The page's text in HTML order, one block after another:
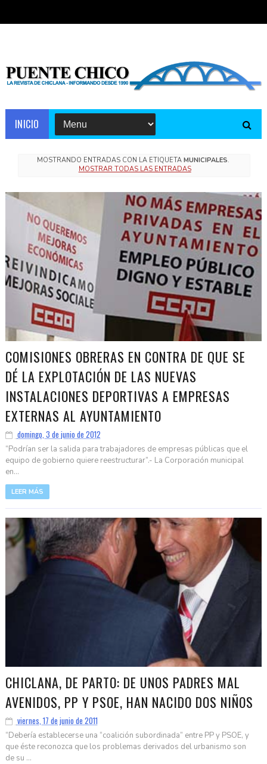
INICIO
MOSTRANDO ENTRADAS CON LA ETIQUETAMUNICIPALES.
MOSTRAR TODAS LAS ENTRADAS
COMISIONES OBRERAS EN CONTRA DE QUE SE
DÉ LA EXPLOTACIÓN DE LAS NUEVAS
INSTALACIONES DEPORTIVAS A EMPRESAS
EXTERNAS AL AYUNTAMIENTO
domingo, 3 de junio de 2012
“Podrían ser la salida para trabajadores de empresas públicas que el
equipo de gobierno quiere reestructurar”.- La Corporación municipal
en...
LEER MÁS
CHICLANA, DE PARTO: DE UNOS PADRES MAL
AVENIDOS, PP Y PSOE, HAN NACIDO DOS NIÑOS
viernes, 17 de junio de 2011
“Debería establecerse una “coalición subordinada” entre PP y PSOE, y
que éste reconozca que los problemas derivados del urbanismo son
de su ...